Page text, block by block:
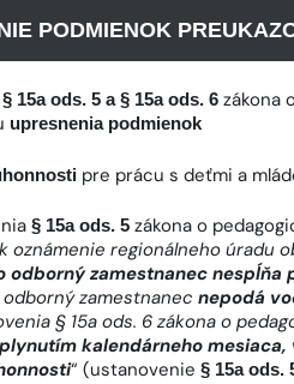
PODMIENOK
§ 15a ods. 5 a § 15a ods. 6 zákona
upresnenia podmienok
pre prácu s deťmi a
§ 15a ods. 5 zákona o
oznámenie regionálneho úradu
odborný zamestnanec nespĺňa
zamestnanec nepodá
§ 15a ods. 6 zákona o
kalendárneho
“ (ustanovenie § 15a ods.